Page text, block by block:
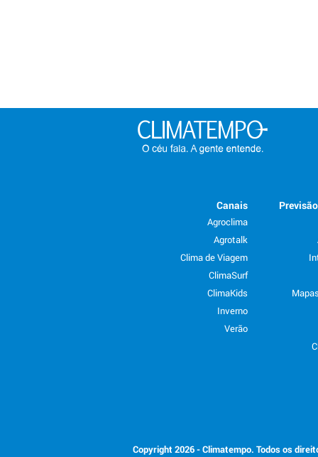
Canais
Agroclima
Agrotalk
Clima de Viagem
ClimaSurf
ClimaKids
Inverno
Verão
Copyright 2026 - Climatempo. Todos os